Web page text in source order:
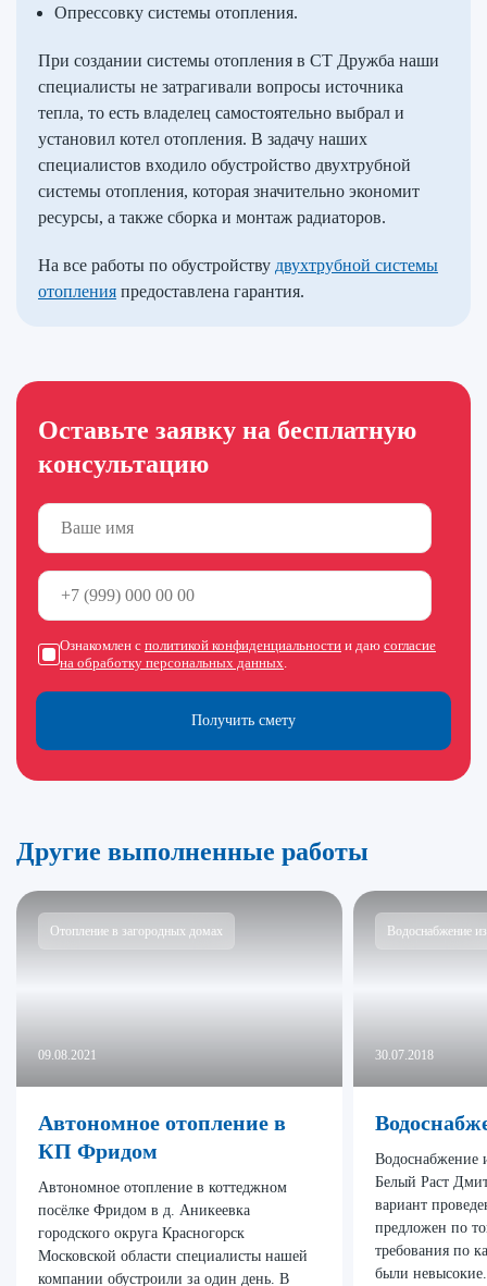
Опрессовку системы отопления.
При создании системы отопления в СТ Дружба наши
специалисты не затрагивали вопросы источника
тепла, то есть владелец самостоятельно выбрал и
установил котел отопления. В задачу наших
специалистов входило обустройство двухтрубной
системы отопления, которая значительно экономит
ресурсы, а также сборка и монтаж радиаторов.
На все работы по обустройству двухтрубной системы
отопления предоставлена гарантия.
Оставьте заявку на бесплатную
консультацию
Получить смету
Ознакомлен с политикой конфиденциальности и даю согласие
на обработку персональных данных.
Другие выполненные работы
Отопление в загородных домах
09.08.2021
Автономное отопление в
КП Фридом
Автономное отопление в коттеджном
посёлке Фридом в д. Аникеевка
городского округа Красногорск
Московской области специалисты нашей
компании обустроили за один день. В
Водоснабжение
30.07.2018
Водоснабжение
Белый Раст
вариант
предложен по
требования по
были